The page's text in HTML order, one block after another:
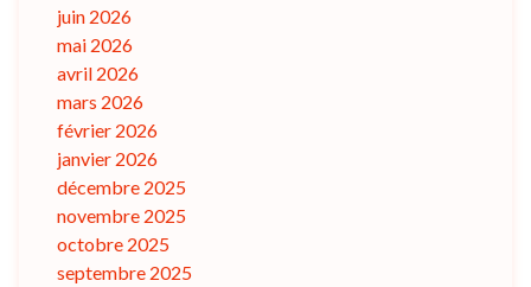
juin 2026
mai 2026
avril 2026
mars 2026
février 2026
janvier 2026
décembre 2025
novembre 2025
octobre 2025
septembre 2025